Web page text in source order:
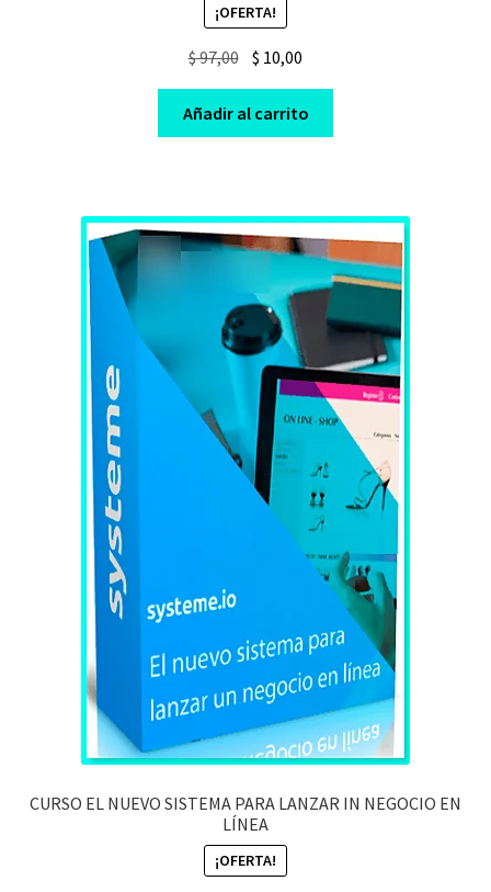
¡OFERTA!
$97,00 Original
was:
$ 97,00.
$ 10,00
is:
$ 10,00.
Añadir al carrito
CURSO EL NUEVO SISTEMA PARA LANZAR IN NEGOCIO EN
LÍNEA
¡OFERTA!